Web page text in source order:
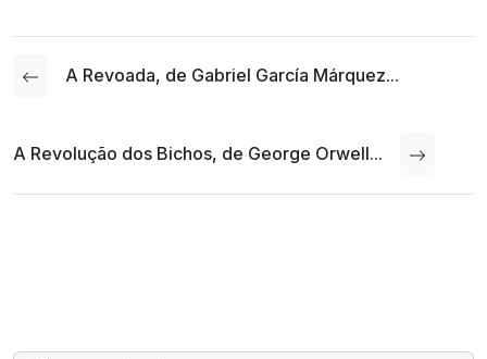
A Revoada, de Gabriel García Márquez...
A Revolução dos Bichos, de George Orwell...